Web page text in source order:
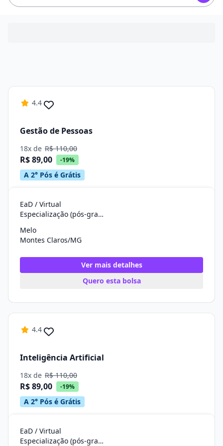
4.4
Gestão de Pessoas
18x de R$ 110,00
R$ 89,00 -19%
A 2° Pós é Grátis
EaD / Virtual
Especialização (pós-graduação)
Melo
Montes Claros/MG
Ver mais detalhes
Quero esta bolsa
4.4
Inteligência Artificial
18x de R$ 110,00
R$ 89,00 -19%
A 2° Pós é Grátis
EaD / Virtual
Especialização (pós-graduação)